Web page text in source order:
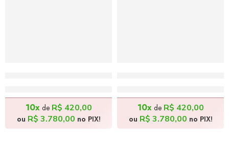
10xde R$ 420,00
ou R$ 3.780,00 no PIX!
10xde R$ 420,00
ou R$ 3.780,00 no PIX!